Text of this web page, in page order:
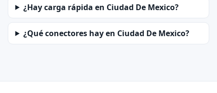
¿Hay carga rápida en Ciudad De Mexico?
¿Qué conectores hay en Ciudad De Mexico?